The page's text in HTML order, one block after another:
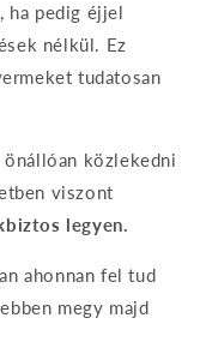
ha pedig éjjel
nélkül. Ez
tudatosan
közlekedni
viszont
legyen.
ahonnan fel tud
megy majd